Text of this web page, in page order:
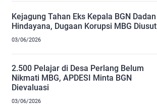
Kejagung Tahan Eks Kepala BGN Dadan
Hindayana, Dugaan Korupsi MBG Diusut
03/06/2026
2.500 Pelajar di Desa Perlang Belum
Nikmati MBG, APDESI Minta BGN
Dievaluasi
03/06/2026